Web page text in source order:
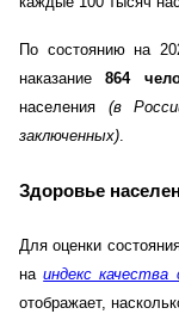
По состоянию на
наказание864
населения (в
заключенных).
Здоровье
Для оценки
наиндекс качества
отображает,